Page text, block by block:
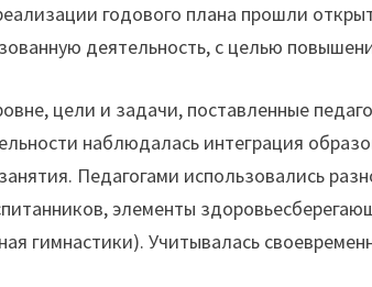
годового плана прошли
деятельность, с целью
цели и задачи, поставленные
наблюдалась интеграция
Педагогами использовались
элементы
гимнастики). Учитывалась